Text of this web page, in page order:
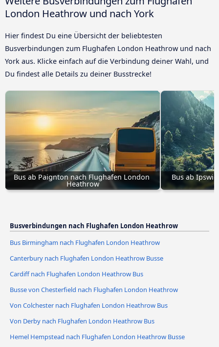
London Heathrow und nach York
Hier findest Du eine Übersicht der beliebtesten
Busverbindungen zum Flughafen London Heathrow und nach
York aus. Klicke einfach auf die Verbindung deiner Wahl, und
Du findest alle Details zu deiner Busstrecke!
Bus ab Paignton nach Flughafen London
Heathrow
Bus ab
Busverbindungen nach Flughafen London Heathrow
Bus Birmingham nach Flughafen London Heathrow
Canterbury nach Flughafen London Heathrow Busse
Cardiff nach Flughafen London Heathrow Bus
Busse von Chesterfield nach Flughafen London Heathrow
Von Colchester nach Flughafen London Heathrow Bus
Von Derby nach Flughafen London Heathrow Bus
Hemel Hempstead nach Flughafen London Heathrow Busse